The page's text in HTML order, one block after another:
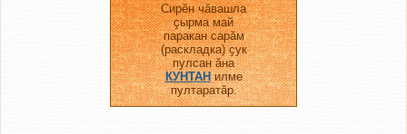
Сирӗн чӑвашла
ҫырма май
паракан сарӑм
(раскладка) ҫук
пулсан ӑна
КУНТАНилме
пултаратӑр.